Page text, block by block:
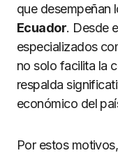
que desempeñan
Ecuador. Desde
especializados
no solo facilita la
respalda
económico del
Por estos